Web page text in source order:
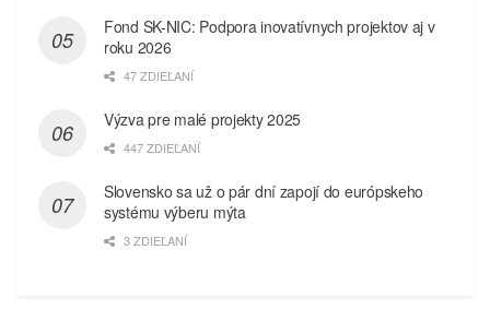
Fond SK-NIC: Podpora inovatívnych projektov aj v
roku 2026
47 ZDIEĽANÍ
Výzva pre malé projekty 2025
447 ZDIEĽANÍ
Slovensko sa už o pár dní zapojí do európskeho
systému výberu mýta
3 ZDIEĽANÍ